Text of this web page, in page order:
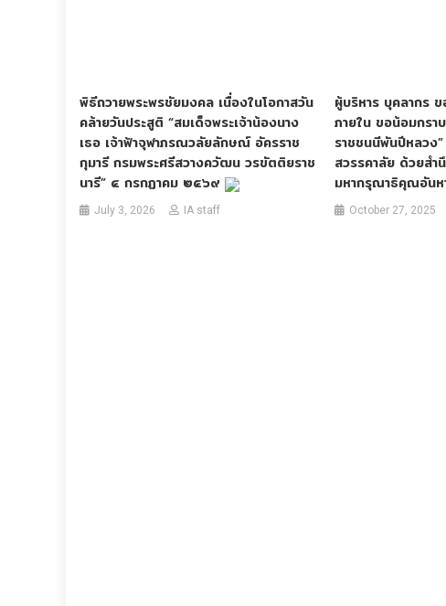
กุมารี กรมพระศรีสวางควัฒน วรขัตติยราช
นารี” ๔ กรกฏาคม ๒๕๖๙
July 3, 2026 IA staff
สวรรคาลัย ด้วยสำ
มหากรุณาธิคุณอัน
October 27, 2025